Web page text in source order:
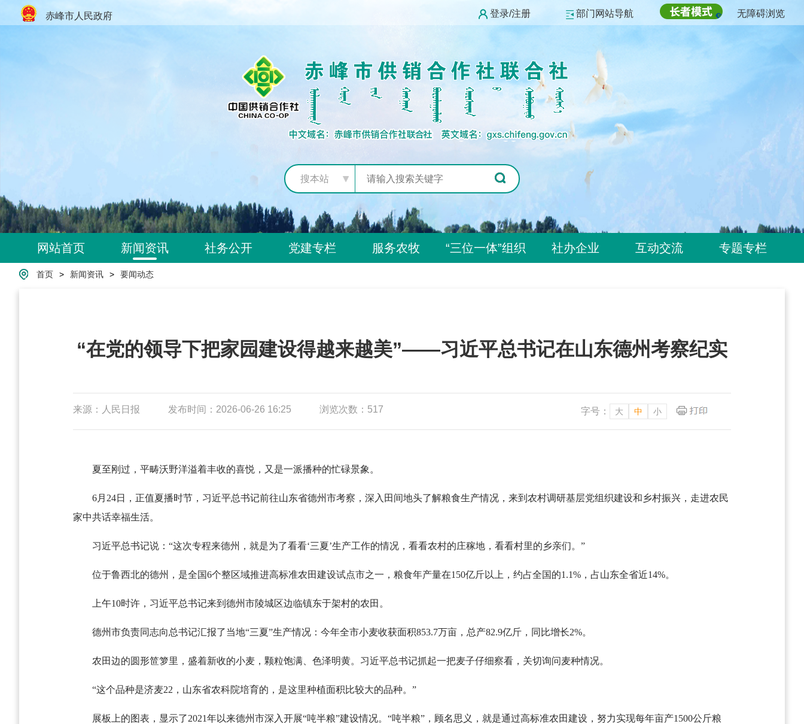
赤峰市人民政府 登录/注册 部门网站导航 无障碍浏览
搜本站
网站首页 新闻资讯 社务公开 党建专栏 服务农牧 “三位一体”组织 社办企业 互动交流 专题专栏
首页 > 新闻资讯 > 要闻动态
“在党的领导下把家园建设得越来越美”——习近平总书记在山东德州考察纪实
来源：人民日报 发布时间：2026-06-26 16:25 浏览次数：517 字号： 大 中 小
夏至刚过，平畴沃野洋溢着丰收的喜悦，又是一派播种的忙碌景象。
6月24日，正值夏播时节，习近平总书记前往山东省德州市考察，深入田间地头了解粮食生产情况，来到农村调研基层党组织建设和乡村振兴，走进农民
家中共话幸福生活。
习近平总书记说：“这次专程来德州，就是为了看看‘三夏’生产工作的情况，看看农村的庄稼地，看看村里的乡亲们。”
位于鲁西北的德州，是全国6个整区域推进高标准农田建设试点市之一，粮食年产量在150亿斤以上，约占全国的1.1%，占山东全省近14%。
上午10时许，习近平总书记来到德州市陵城区边临镇东于架村的农田。
德州市负责同志向总书记汇报了当地“三夏”生产情况：今年全市小麦收获面积853.7万亩，总产82.9亿斤，同比增长2%。
农田边的圆形笸箩里，盛着新收的小麦，颗粒饱满、色泽明黄。习近平总书记抓起一把麦子仔细察看，关切询问麦种情况。
“这个品种是济麦22，山东省农科院培育的，是这里种植面积比较大的品种。”
展板上的图表，显示了2021年以来德州市深入开展“吨半粮”建设情况。“吨半粮”，顾名思义，就是通过高标准农田建设，努力实现每年亩产1500公斤粮